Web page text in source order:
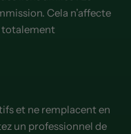
Cela n’affecte
totalement
et ne remplacent en
un professionnel de